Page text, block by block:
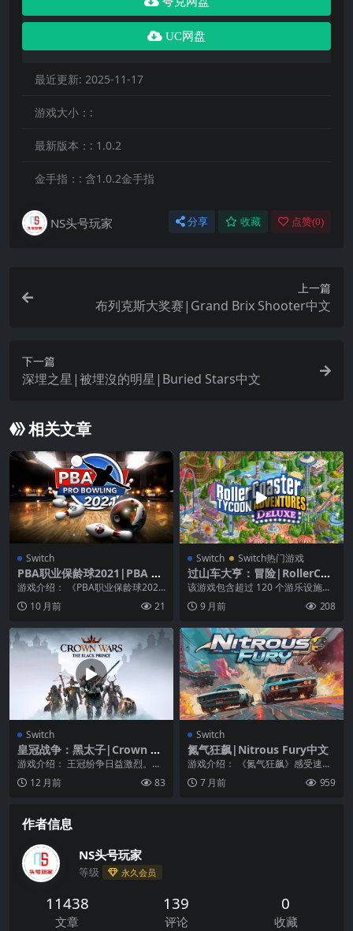
UC网盘
最近更新: 2025-11-17
游戏大小：:
最新版本：: 1.0.2
金手指：: 含1.0.2金手指
NS头号玩家 分享 收藏 点赞(0)
上一篇
布列克斯大奖赛|Grand Brix Shooter中文
下一篇
深埋之星|被埋沒的明星|Buried Stars中文
相关文章
Switch
PBA职业保龄球2021|PBA Pr
o Bowling 2021
游戏介绍： 《PBA职业保龄球202
1》是所有保龄球迷的终极比赛！现
在你可以作为...
10 月前 21
Switch Switch热门游戏
过山车大亨：冒险|RollerCoa
ster Tycoon Adventures
该游戏包含超过 120 个游乐设施和
商店、4 个可以完全定制的游戏场
地，并拥有冒...
9 月前 208
Switch
皇冠战争：黑太子|Crown W
ars: The Black Prince中文
游戏介绍： 王冠纷争日益激烈。骑
士和强盗在这片土地上横行，散播
毁灭的种子。在这款...
12 月前 83
Switch
氮气狂飙|Nitrous Fury中文
游戏介绍： 《氮气狂飙》感受速
度，掌握硝基，统治街道！ 感受速
度。统治街道。 踏...
7 月前 959
作者信息
NS头号玩家
等级 永久会员
11438
文章
139
评论
0
收藏